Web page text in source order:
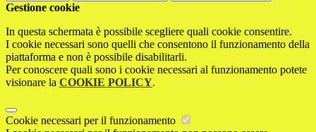
Gestione cookie
In questa schermata è possibile scegliere quali cookie consentire.
I cookie necessari sono quelli che consentono il funzionamento della
piattaforma e non è possibile disabilitarli.
Per conoscere quali sono i cookie necessari al funzionamento potete
visionare la COOKIE POLICY.
Cookie necessari per il funzionamento